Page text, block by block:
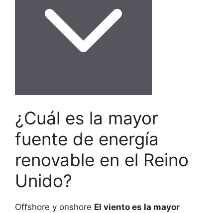
¿Cuál es la mayor
fuente de energía
renovable en el Reino
Unido?
Offshore y onshore El viento es la mayor